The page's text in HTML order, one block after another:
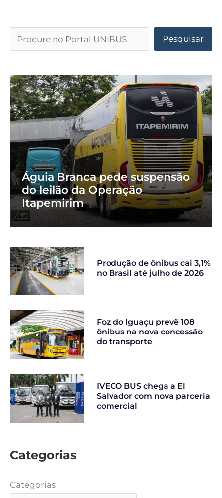
Pesquisar
Águia Branca pede suspensão
do leilão da Operação
Itapemirim
Produção de ônibus cai 3,1%
no Brasil até julho de 2026
Foz do Iguaçu prevê 108
ônibus na nova concessão
do transporte
IVECO BUS chega a El
Salvador com nova parceria
comercial
Categorias
Categorias